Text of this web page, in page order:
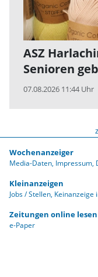
ASZ
Senioren
07.08.2026 11:44 Uhr
Wochenanzeiger
Media-Daten Impressum
Kleinanzeigen
Jobs / Stellen Keinanzeige
Zeitungen online lesen
e-Paper